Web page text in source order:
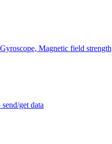
Magnetic field
get data